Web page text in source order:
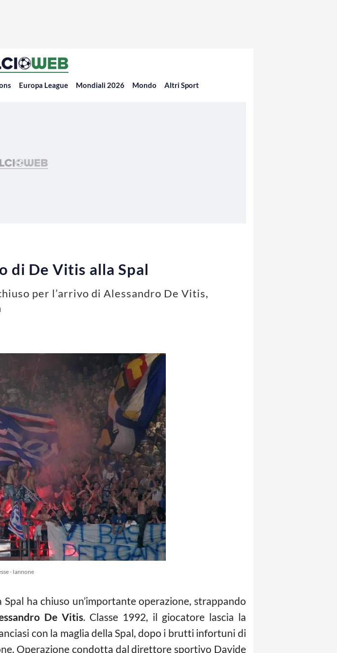
Europa League Mondiali 2026 Mondo Altri Sport
di De Vitis alla Spal
per l’arrivo di Alessandro De Vitis,
- Iannone
Spal ha chiuso un’importante operazione, strappando
De Vitis. Classe 1992, il giocatore lascia la
con la maglia della Spal, dopo i brutti infortuni di
Operazione condotta dal direttore sportivo Davide